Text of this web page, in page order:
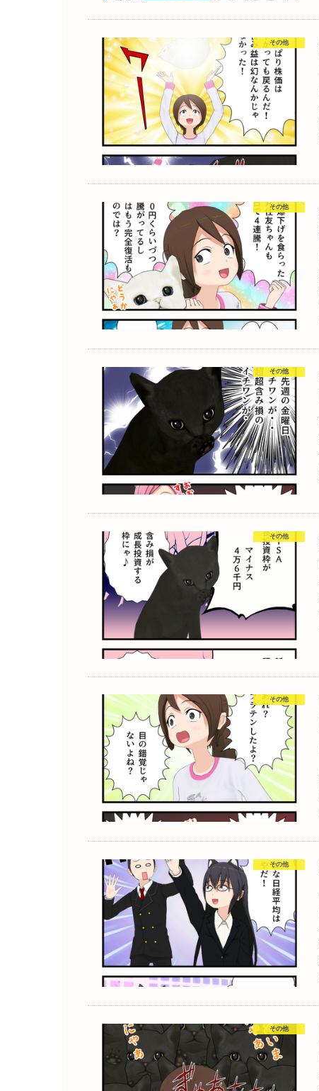
その他
その他
その他
その他
その他
その他
その他